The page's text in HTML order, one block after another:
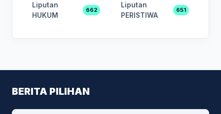
Liputan
HUKUM
662
Liputan
PERISTIWA
651
BERITA PILIHAN